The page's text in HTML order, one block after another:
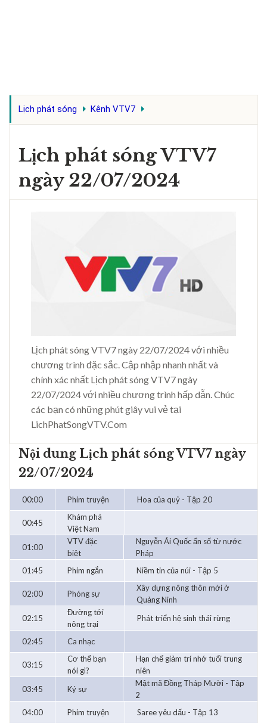
Lịch phát sóng Kênh VTV7
Lịch phát sóng VTV7
ngày 22/07/2024
Lịch phát sóng VTV7 ngày 22/07/2024 với nhiều
chương trình đặc sắc. Cập nhập nhanh nhất và
chính xác nhất Lịch phát sóng VTV7 ngày
22/07/2024 với nhiều chương trình hấp dẫn. Chúc
các bạn có những phút giây vui vẻ tại
LichPhatSongVTV.Com
Nội dung Lịch phát sóng VTV7 ngày
22/07/2024
00:00 Phim truyện Hoa của quỷ - Tập 20
00:45
Khám phá
Việt Nam
01:00
VTV đặc
biệt
Nguyễn Ái Quốc ẩn số từ nước
Pháp
01:45
Phim ngắn Niềm tin của núi - Tập 5
02:00 Phóng sự
Xây dựng nông thôn mới ở
Quảng Ninh
02:15
Đường tới
nông trại
Phát triển hệ sinh thái rừng
02:45 Ca nhạc
03:15
Cơ thể bạn
nói gì?
Hạn chế giảm trí nhớ tuổi trung
niên
03:45
Ký sự
Mật mã Đồng Tháp Mười - Tập
2
04:00
Phim truyện Saree yêu dấu - Tập 13